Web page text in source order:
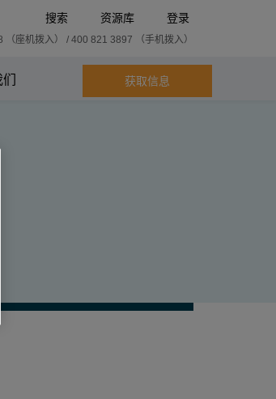
搜索 资源库 登录
座机拨入） / 400 821 3897 （手机拨入）
获取信息